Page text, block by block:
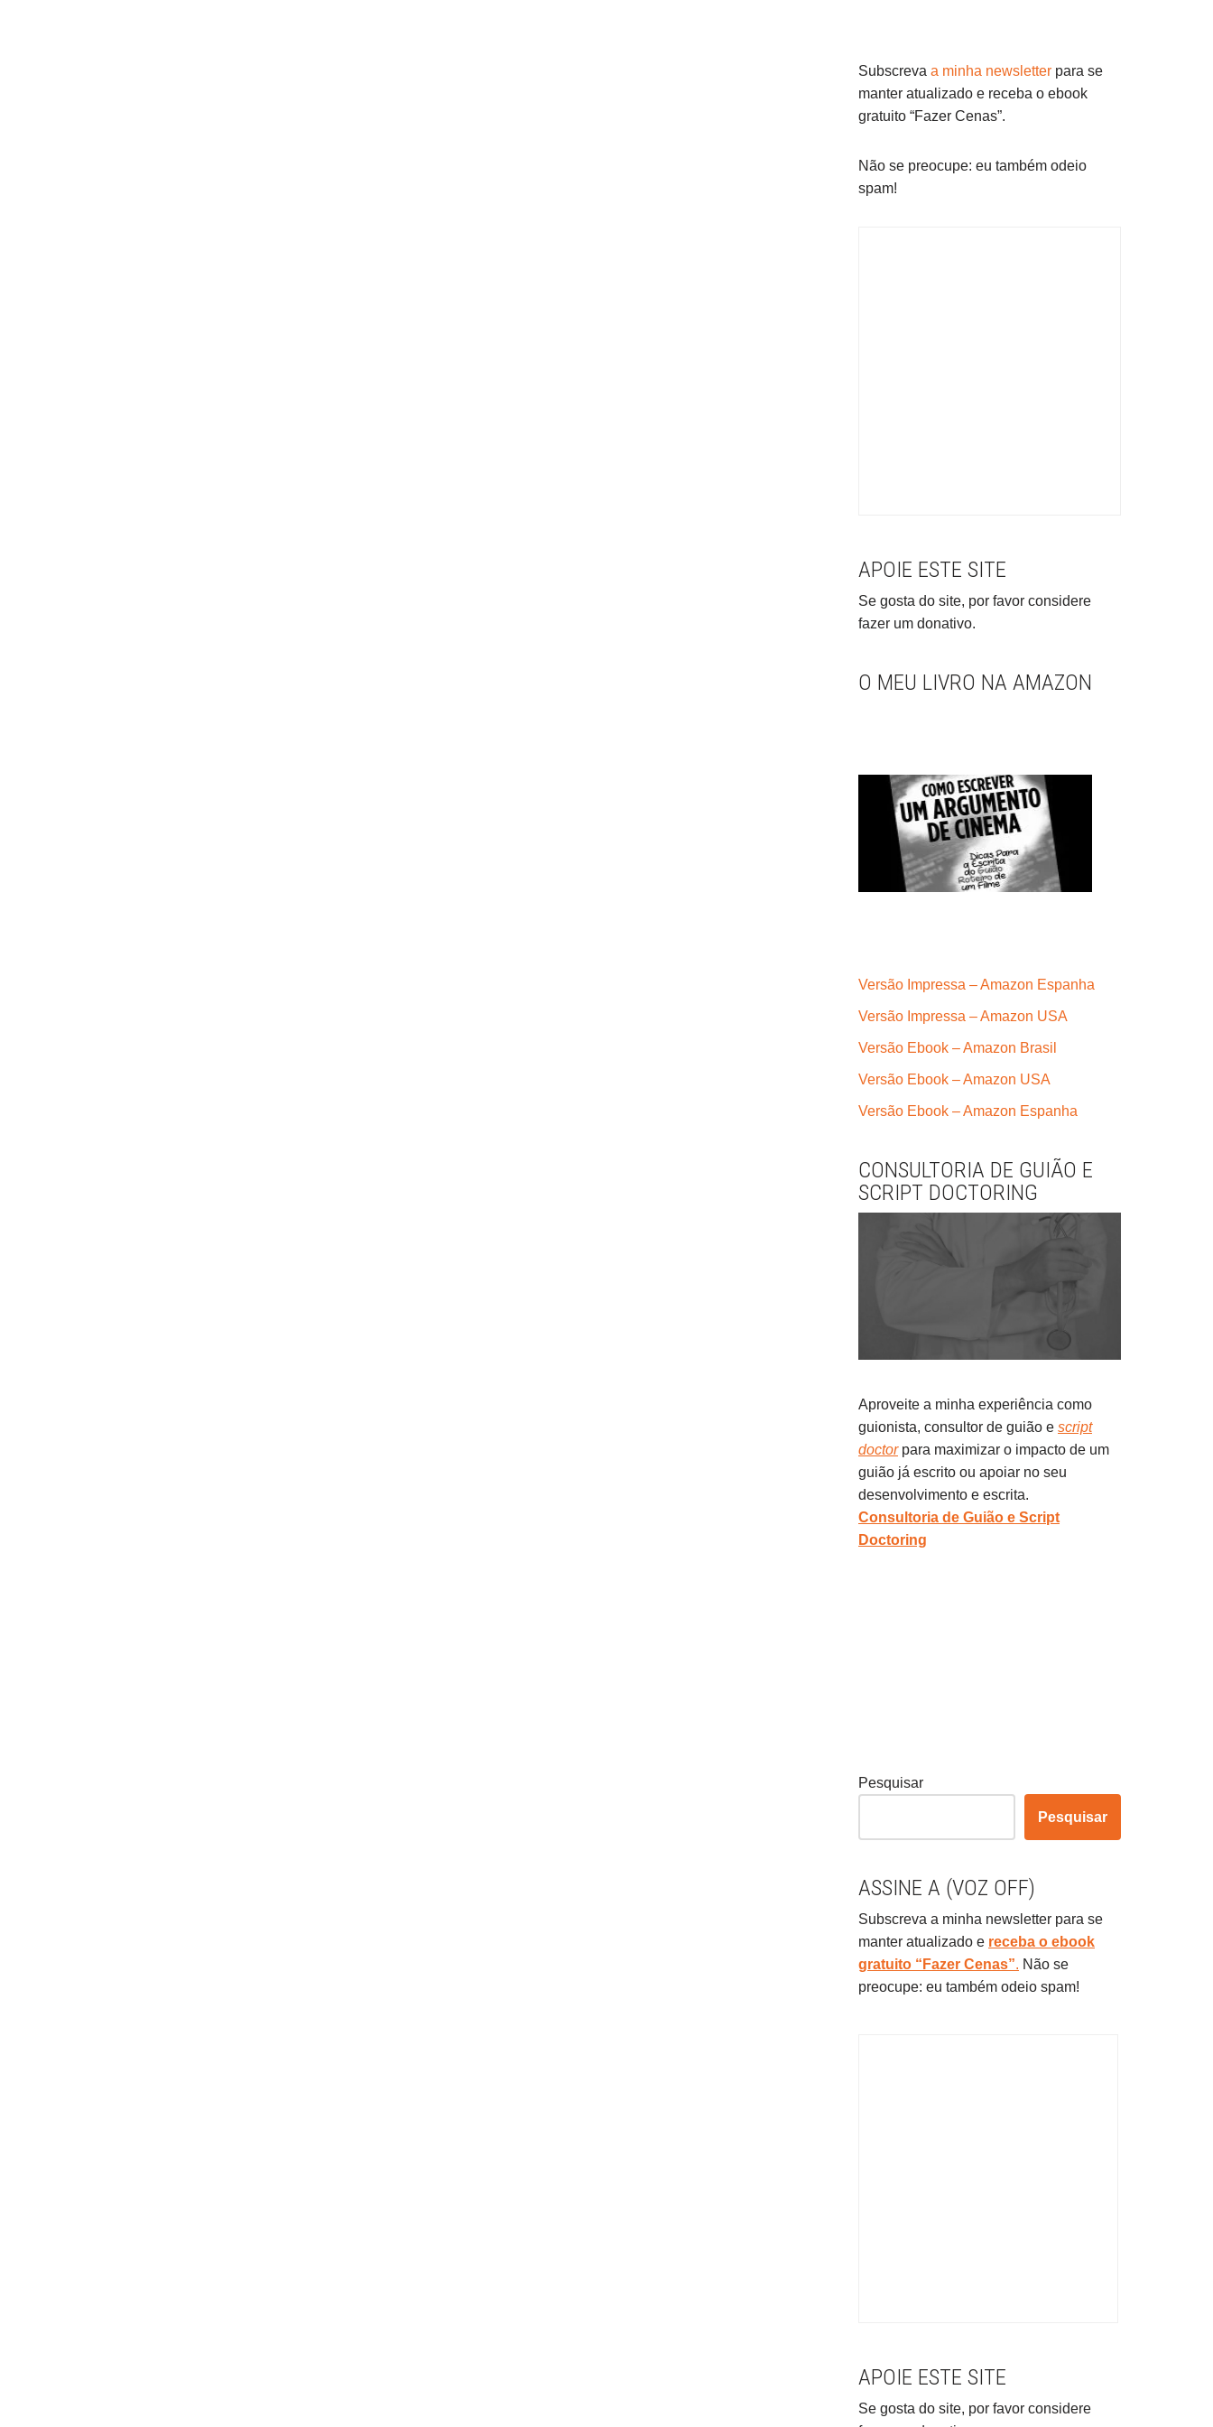
Subscreva a minha newsletter para se
manter atualizado e receba o ebook
gratuito “Fazer Cenas”.
Não se preocupe: eu também odeio
spam!
APOIE ESTE SITE
Se gosta do site, por favor considere
fazer um donativo.
O MEU LIVRO NA AMAZON
Versão Impressa – Amazon Espanha
Versão Impressa – Amazon USA
Versão Ebook – Amazon Brasil
Versão Ebook – Amazon USA
Versão Ebook – Amazon Espanha
CONSULTORIA DE GUIÃO E
SCRIPT DOCTORING
Aproveite a minha experiência como
guionista, consultor de guião e script
doctorpara maximizar o impacto de um
guião já escrito ou apoiar no seu
desenvolvimento e escrita.
Consultoria de Guião e Script
Doctoring
Pesquisar
Pesquisar
ASSINE A (VOZ OFF)
Subscreva a minha newsletter para se
manter atualizado e receba o ebook
gratuito “Fazer Cenas”. Não se
preocupe: eu também odeio spam!
APOIE ESTE SITE
Se gosta do site, por favor considere